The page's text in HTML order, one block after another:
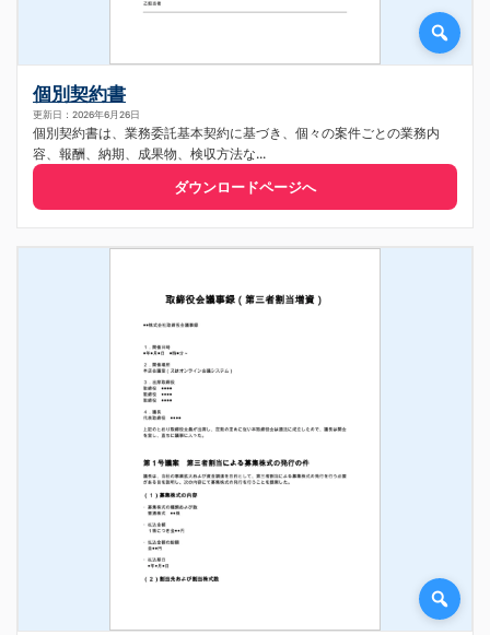
個別契約書
更新日：2026年6月26日
個別契約書は、業務委託基本契約に基づき、個々の案件ごとの業務内
容、報酬、納期、成果物、検収方法な...
ダウンロードページへ